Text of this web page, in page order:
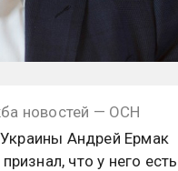
новостей — ОСН
Андрей Ермак
что у него есть